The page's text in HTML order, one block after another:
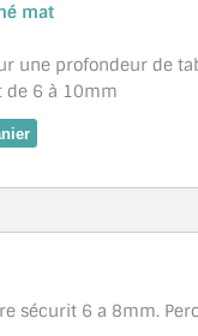
mat
une profondeur de
de 6 à 10mm
sécurit 6 a 8mm.